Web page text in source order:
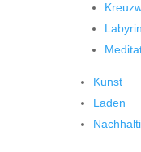
Kunst
Laden